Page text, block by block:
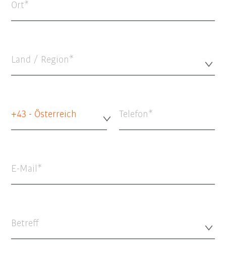
Ort
Land / Region*
+43 - Österreich Telefon
E-Mail
Betreff